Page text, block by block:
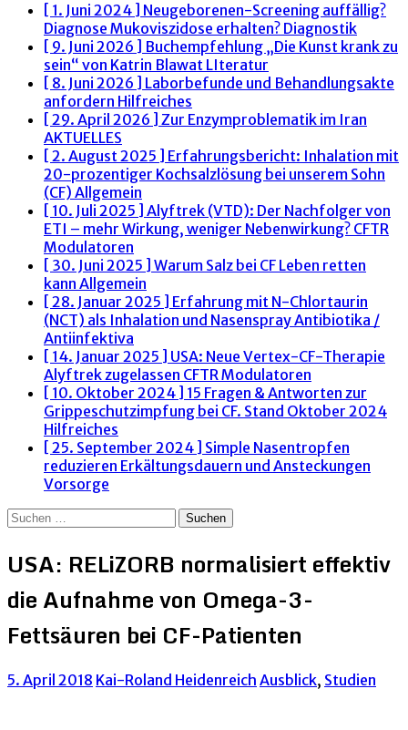
[ 1. Juni 2024 ] Neugeborenen-Screening auffällig?
Diagnose Mukoviszidose erhalten? Diagnostik
[ 9. Juni 2026 ] Buchempfehlung „Die Kunst krank zu
sein“ von Katrin Blawat LIteratur
[ 8. Juni 2026 ] Laborbefunde und Behandlungsakte
anfordern Hilfreiches
[ 29. April 2026 ] Zur Enzymproblematik im Iran
AKTUELLES
[ 2. August 2025 ] Erfahrungsbericht: Inhalation mit
20-prozentiger Kochsalzlösung bei unserem Sohn
(CF) Allgemein
[ 10. Juli 2025 ] Alyftrek (VTD): Der Nachfolger von
ETI – mehr Wirkung, weniger Nebenwirkung? CFTR
Modulatoren
[ 30. Juni 2025 ] Warum Salz bei CF Leben retten
kann Allgemein
[ 28. Januar 2025 ] Erfahrung mit N-Chlortaurin
(NCT) als Inhalation und NasensprayAntibiotika /
Antiinfektiva
[ 14. Januar 2025 ] USA: Neue Vertex-CF-Therapie
Alyftrek zugelassen CFTR Modulatoren
[ 10. Oktober 2024 ] 15 Fragen & Antworten zur
Grippeschutzimpfung bei CF. Stand Oktober 2024
Hilfreiches
[ 25. September 2024 ] Simple Nasentropfen
reduzieren Erkältungsdauern und Ansteckungen
Vorsorge
Suchen
USA: RELiZORB normalisiert effektiv
die Aufnahme von Omega-3-
Fettsäuren bei CF-Patienten
5. April 2018 Kai-Roland Heidenreich Ausblick, Studien